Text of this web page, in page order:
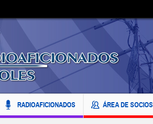
RADIOAFICIONADOS ÁREA DE SOCIOS